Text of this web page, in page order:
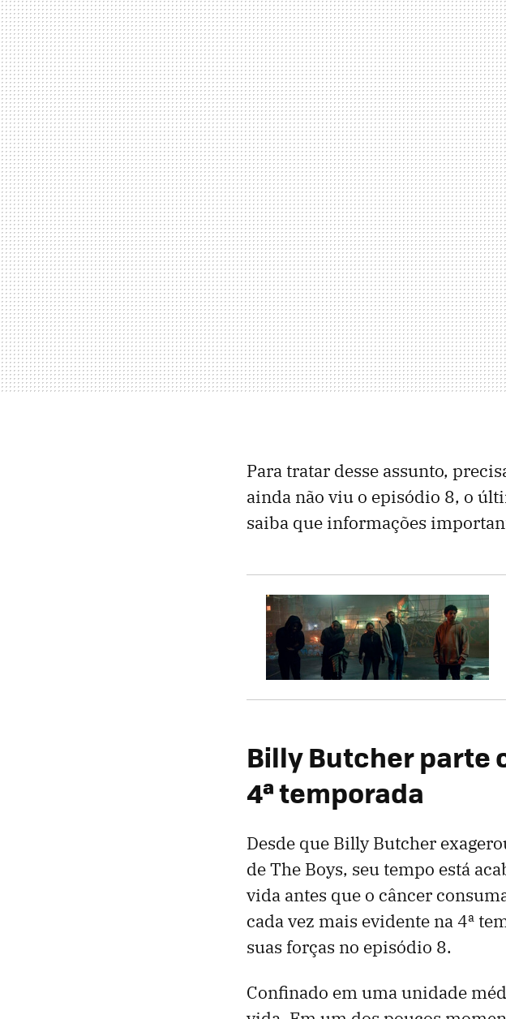
Para tratar desse assunto,
ainda não viu o episódio 8, o
saiba que informações
Billy Butcher parte
4ª temporada
Desde que Billy Butcher
de The Boys, seu tempo está
vida antes que o câncer
cada vez mais evidente na 4ª
suas forças no episódio 8.
Confinado em uma unidade